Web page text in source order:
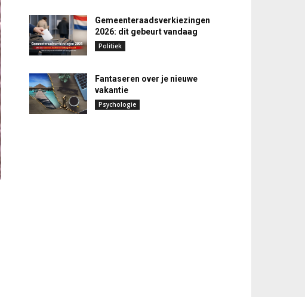
Gemeenteraadsverkiezingen
2026: dit gebeurt vandaag
Politiek
Fantaseren over je nieuwe
vakantie
Psychologie